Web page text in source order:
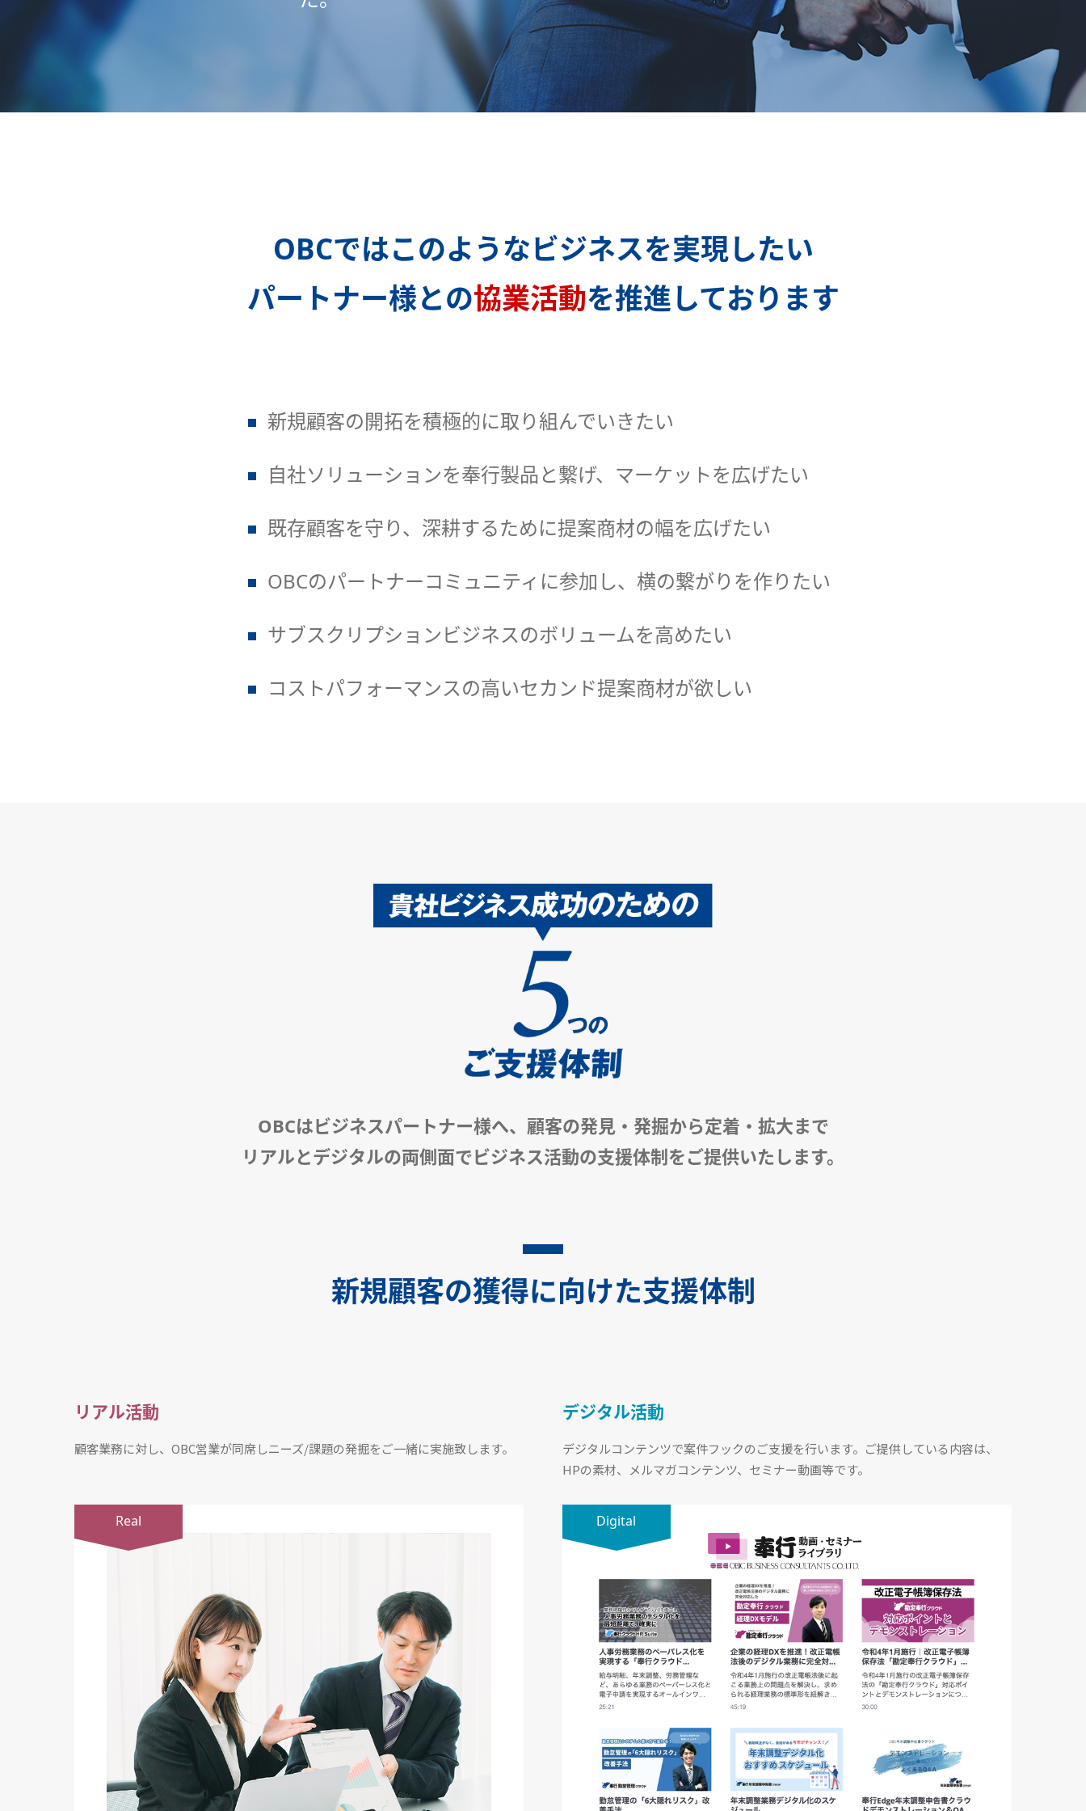
OBCではこのようなビジネスを実現したい
パートナー様との協業活動を推進しております
新規顧客の開拓を積極的に取り組んでいきたい
自社ソリューションを奉行製品と繋げ、マーケットを広げたい
既存顧客を守り、深耕するために提案商材の幅を広げたい
OBCのパートナーコミュニティに参加し、横の繋がりを作りたい
サブスクリプションビジネスのボリュームを高めたい
コストパフォーマンスの高いセカンド提案商材が欲しい
OBCはビジネスパートナー様へ、顧客の発見・発掘から定着・拡大まで
リアルとデジタルの両側面でビジネス活動の支援体制をご提供いたします。
新規顧客の獲得に向けた支援体制
リアル活動
顧客業務に対し、OBC営業が同席しニーズ/課題の発掘をご一緒に実施致します。
デジタル活動
デジタルコンテンツで案件フックのご支援を行います。ご提供している内容は、
HPの素材、メルマガコンテンツ、セミナー動画等です。